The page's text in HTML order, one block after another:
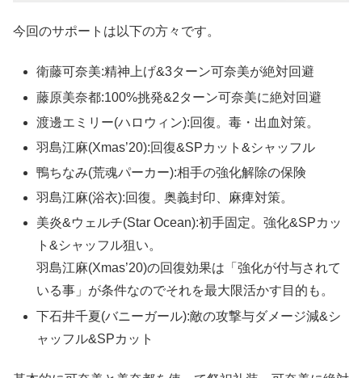
今回のサポートは以下の方々です。
衛藤可奈美:精神上げ&3ターン可奈美が絶対回避
藤原美奈都:100%挑発&2ターン可奈美に絶対回避
渡邊エミリー(ハロウィン):回復。毒・出血対策。
羽島江麻(Xmas’20):回復&SPカット&シャッフル
鴨ちなみ(荒魂パーカー):相手の強化解除の保険
羽島江麻(浴衣):回復。奥義封印、麻痺対策。
美炎&ウェルチ(Star Ocean):初手固定。強化&SPカッ
ト&シャッフル狙い。
羽島江麻(Xmas’20)の回復効果は「強化が付与されて
いる事」が条件なのでそれを最大限活かす目的も。
下石井千夏(バニーガール):敵の攻撃与ダメージ減&シ
ャッフル&SPカット